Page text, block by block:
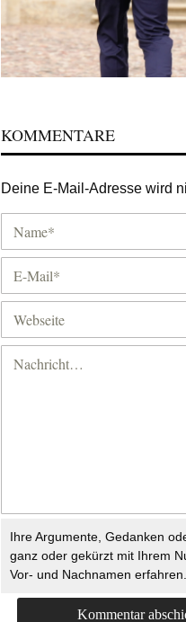
KOMMENTARE
Deine E-Mail-Adresse wird
Ihre Argumente, Gedanken
ganz oder gekürzt mit Ihrem
Vor- und Nachnamen erfahren.